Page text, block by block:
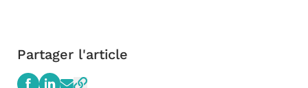
Partager l'article